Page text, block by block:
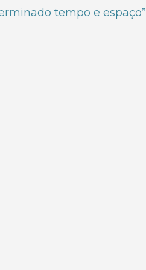
tempo e espaço”